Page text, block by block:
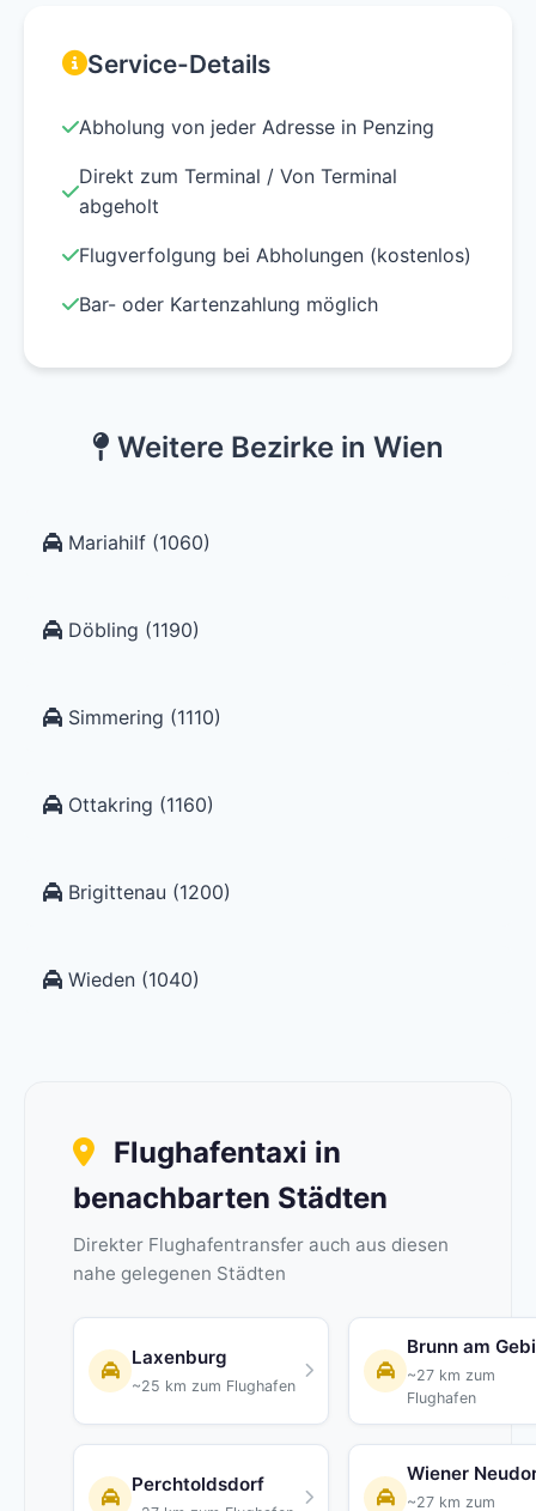
Service-Details
Abholung von jeder Adresse in Penzing
Direkt zum Terminal / Von Terminal
abgeholt
Flugverfolgung bei Abholungen (kostenlos)
Bar- oder Kartenzahlung möglich
Weitere Bezirke in Wien
Mariahilf (1060)
Döbling (1190)
Simmering (1110)
Ottakring (1160)
Brigittenau (1200)
Wieden (1040)
Flughafentaxi in
benachbarten Städten
Direkter Flughafentransfer auch aus diesen
nahe gelegenen Städten
Laxenburg
~25 km zum Flughafen
Brunn am
~27 km zum
Flughafen
Perchtoldsdorf Wiener
~27 km zum